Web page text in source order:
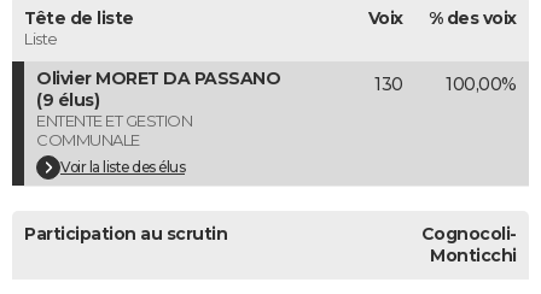
Dictionnaire
Biographies
Citations
Expressions
Proverbes
PROGRAMME TV
COPAINS D'AVANT
S'inscrire
Se connecter
Lycées
Collèges
Primaires
Universités
Entreprises
Service militaire
Avis de recherche
AVIS DE DÉCÈS
FORUM
Tête de liste
Liste
Voix % des voix
Olivier MORET DA PASSANO
(9 élus)
ENTENTE ET GESTION
COMMUNALE
Voir la liste des élus
130 100,00%
Participation au scrutin
Cognocoli-
Monticchi